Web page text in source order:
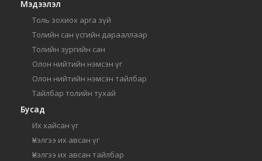
Мэдээлэл
Толь зохиох арга зүй
Толийн сан үсгийн дарааллаар
Толийн зургийн сан
Олон нийтийн нэмсэн үг
Олон нийтийн нэмсэн тайлбар
Тайлбар толийн тухай
Бусад
Их хайсан үг
Үнэлгээ их авсан үг
Үнэлгээ их авсан тайлбар